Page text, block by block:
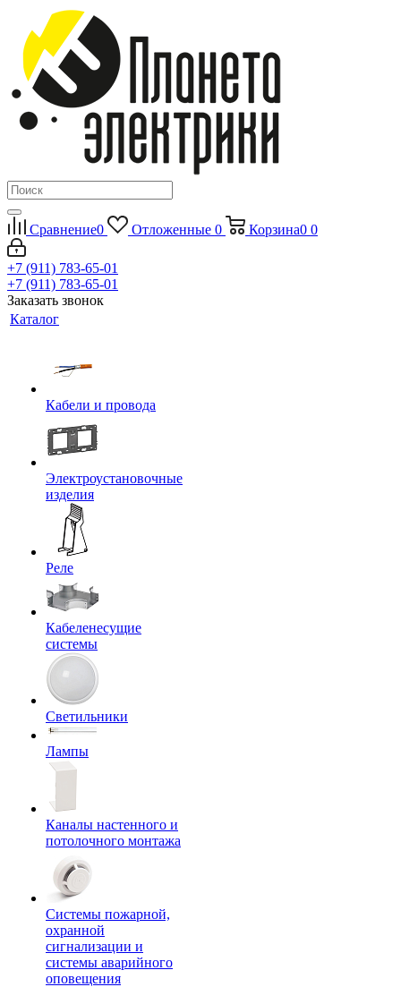
Сравнение0 Отложенные 0 Корзина0 0
+7 (911) 783-65-01
+7 (911) 783-65-01
Заказать звонок
Каталог
Кабели и провода
Электроустановочные
изделия
Реле
Кабеленесущие
системы
Светильники
Лампы
Каналы настенного и
потолочного монтажа
Системы пожарной,
охранной
сигнализации и
системы аварийного
оповещения